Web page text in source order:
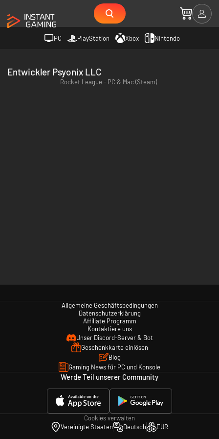
PC PlayStation Xbox Nintendo
Entwickler Psyonix LLC
Rocket League - PC & Mac (Steam)
Allgemeine Geschäftsbedingungen
Datenschutzerklärung
Affiliate Programm
Kontaktiere uns
Unser Discord-Server & Bot
Geschenkkarte einlösen
Blog
Gaming News für PC und Konsole
Werde Teil unserer Community
Cookies verwalten
Vereinigte Staaten
Deutsch EUR